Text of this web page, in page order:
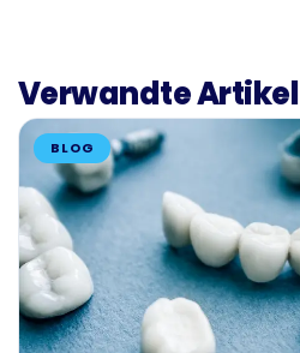
Verwandte Artikel
BLOG